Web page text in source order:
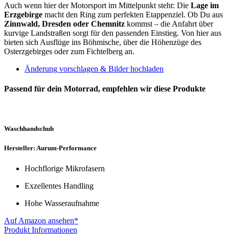
Auch wenn hier der Motorsport im Mittelpunkt steht: Die Lage im
Erzgebirge macht den Ring zum perfekten Etappenziel. Ob Du aus
Zinnwald, Dresden oder Chemnitz kommst – die Anfahrt über
kurvige Landstraßen sorgt für den passenden Einstieg. Von hier aus
bieten sich Ausflüge ins Böhmische, über die Höhenzüge des
Osterzgebirges oder zum Fichtelberg an.
Änderung vorschlagen & Bilder hochladen
Passend für dein Motorrad, empfehlen wir diese Produkte
Waschhandschuh
Hersteller: Aurum-Performance
Hochflorige Mikrofasern
Exzellentes Handling
Hohe Wasseraufnahme
Auf Amazon ansehen*
Produkt Informationen